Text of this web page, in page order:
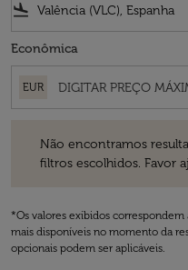
flight_land
Econômica
EUR
Não encontramos
filtros escolhidos. Favor
*Os valores exibidos
mais disponíveis no momento da
opcionais podem ser aplicáveis.